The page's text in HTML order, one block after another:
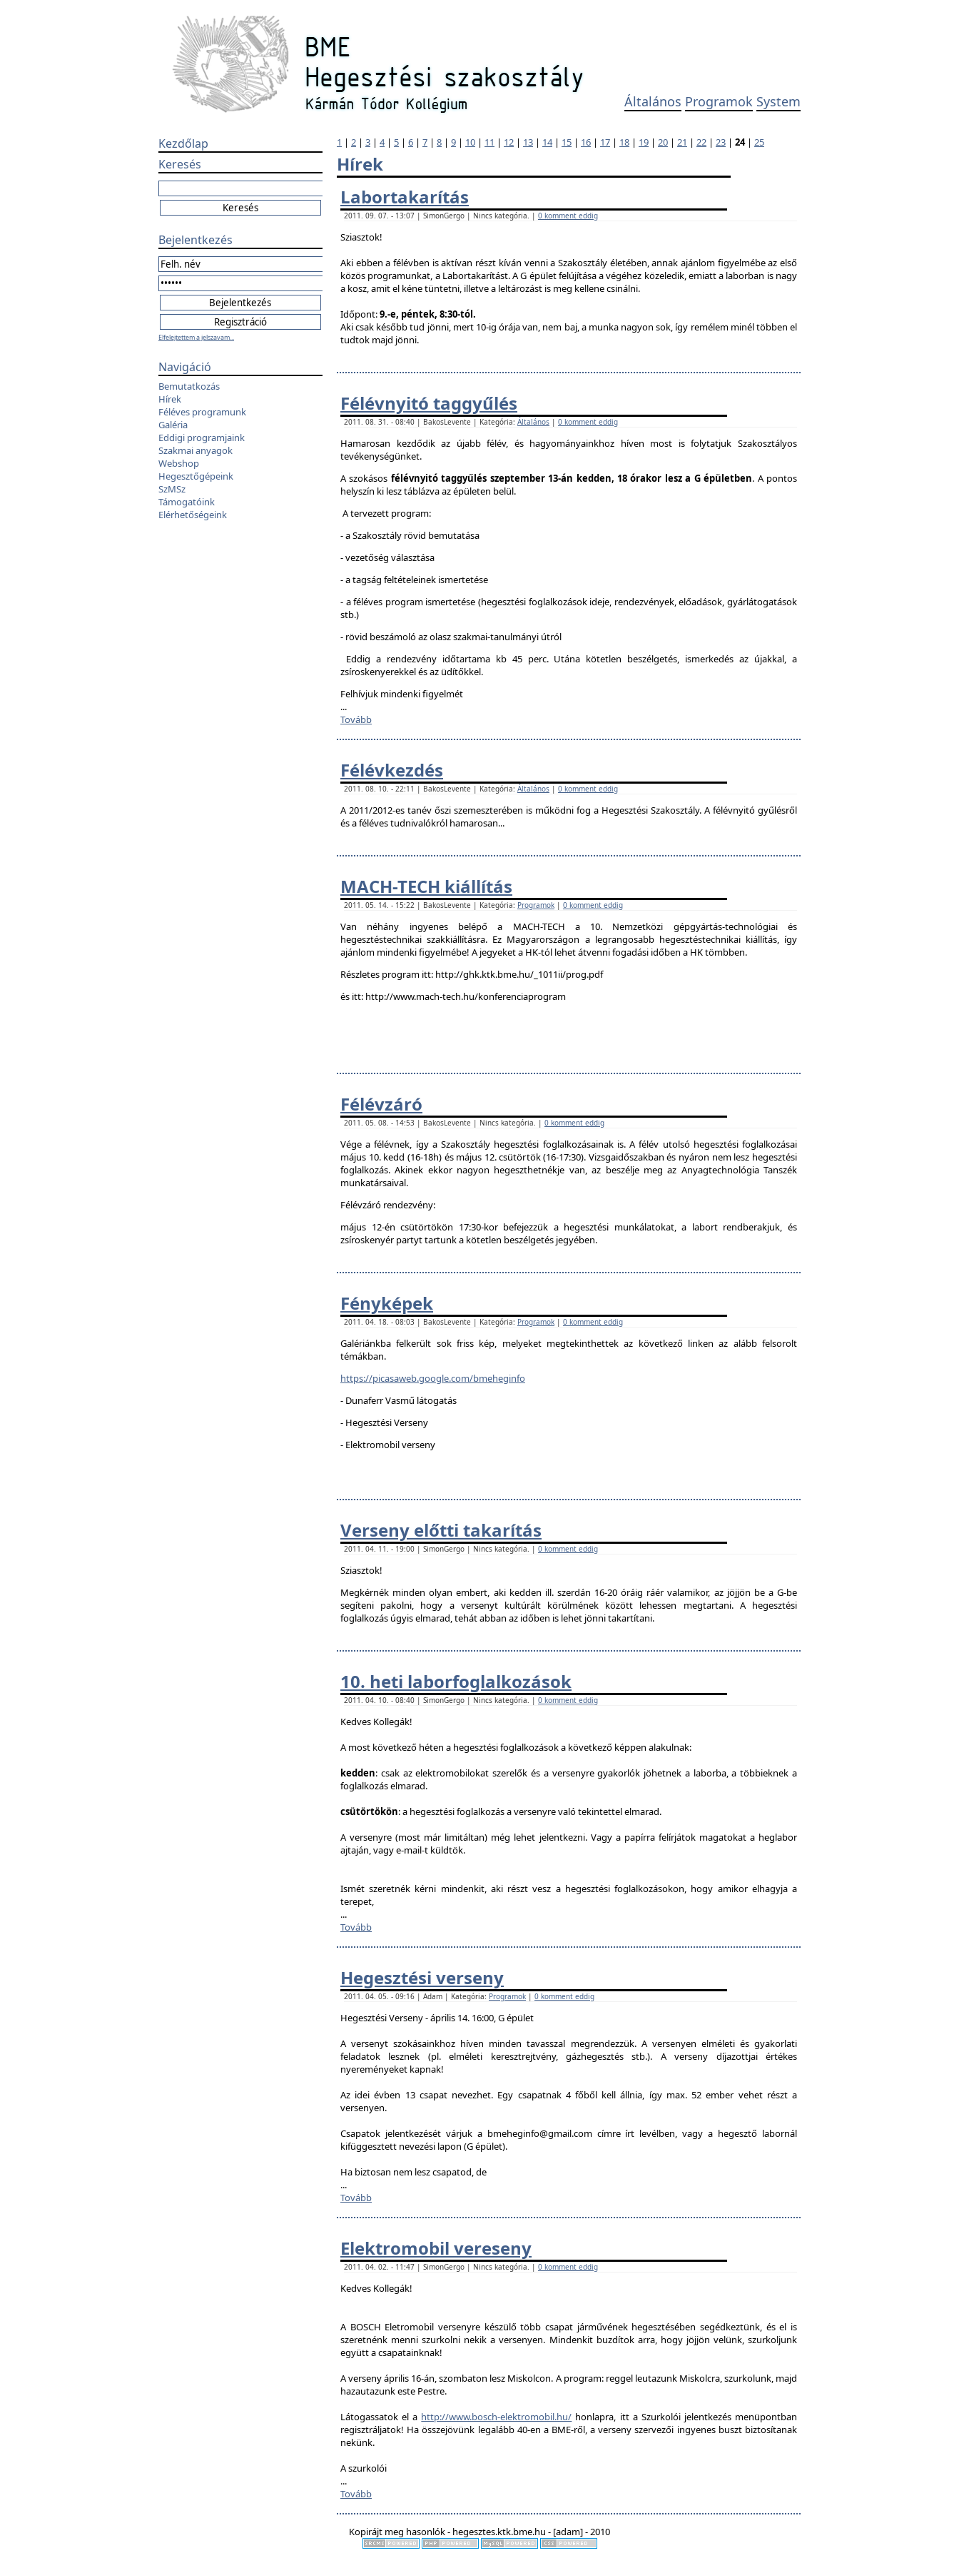
Általános Programok System
Kezdőlap
Keresés
Bejelentkezés
Elfelejtettem a jelszavam...
Navigáció
Bemutatkozás
Hírek
Féléves programunk
Galéria
Eddigi programjaink
Szakmai anyagok
Webshop
Hegesztőgépeink
SzMSz
Támogatóink
Elérhetőségeink
1 | 2 | 3 | 4| 5 | 6 | 7 | 8 | 9 | 10 | 11 | 12 | 13 | 14| 15 | 16 | 17 | 18 | 19 | 20 | 21 | 22 | 23 | 24| 25
Hírek
Labortakarítás
2011. 09. 07. - 13:07 | SimonGergo | Nincs kategória. | 0 komment eddig
Sziasztok!
Aki ebben a félévben is aktívan részt kíván venni a Szakosztály életében, annak ajánlom figyelmébe az első
közös programunkat, a Labortakarítást. A G épület felújítása a végéhez közeledik, emiatt a laborban is nagy
a kosz, amit el kéne tüntetni, illetve a leltározást is meg kellene csinálni.
Időpont:9.-e, péntek, 8:30-tól.
Aki csak később tud jönni, mert 10-ig órája van, nem baj, a munka nagyon sok, így remélem minél többen el
tudtok majd jönni.
Félévnyitó taggyűlés
2011. 08. 31. - 08:40 | BakosLevente | Kategória: Általános | 0 komment eddig
Hamarosan kezdődik az újabb félév, és hagyományainkhoz híven most is folytatjuk Szakosztályos
tevékenységünket.
A szokásos félévnyitó taggyűlés szeptember 13-án kedden, 18 órakor lesz a G épületben. A pontos
helyszín ki lesz táblázva az épületen belül.
A tervezett program:
- a Szakosztály rövid bemutatása
- vezetőség választása
- a tagság feltételeinek ismertetése
- a féléves program ismertetése (hegesztési foglalkozások ideje, rendezvények, előadások, gyárlátogatások
stb.)
- rövid beszámoló az olasz szakmai-tanulmányi útról
Eddig a rendezvény időtartama kb 45 perc. Utána kötetlen beszélgetés, ismerkedés az újakkal, a
zsíroskenyerekkel és az üdítőkkel.
Felhívjuk mindenki figyelmét
...
Tovább
Félévkezdés
2011. 08. 10. - 22:11 | BakosLevente | Kategória: Általános | 0 komment eddig
A 2011/2012-es tanév őszi szemeszterében is működni fog a Hegesztési Szakosztály. A félévnyitó gyűlésről
és a féléves tudnivalókról hamarosan...
MACH-TECH kiállítás
2011. 05. 14. - 15:22 | BakosLevente | Kategória: Programok | 0 komment eddig
Van néhány ingyenes belépő a MACH-TECH a 10. Nemzetközi gépgyártás-technológiai és
hegesztéstechnikai szakkiállításra. Ez Magyarországon a legrangosabb hegesztéstechnikai kiállítás, így
ajánlom mindenki figyelmébe! A jegyeket a HK-tól lehet átvenni fogadási időben a HK tömbben.
Részletes program itt: http://ghk.ktk.bme.hu/_1011ii/prog.pdf
és itt: http://www.mach-tech.hu/konferenciaprogram
Félévzáró
2011. 05. 08. - 14:53 | BakosLevente | Nincs kategória. | 0 komment eddig
Vége a félévnek, így a Szakosztály hegesztési foglalkozásainak is. A félév utolsó hegesztési foglalkozásai
május 10. kedd (16-18h) és május 12. csütörtök (16-17:30). Vizsgaidőszakban és nyáron nem lesz hegesztési
foglalkozás. Akinek ekkor nagyon hegeszthetnékje van, az beszélje meg az Anyagtechnológia Tanszék
munkatársaival.
Félévzáró rendezvény:
május 12-én csütörtökön 17:30-kor befejezzük a hegesztési munkálatokat, a labort rendberakjuk, és
zsíroskenyér partyt tartunk a kötetlen beszélgetés jegyében.
Fényképek
2011. 04. 18. - 08:03 | BakosLevente | Kategória: Programok | 0 komment eddig
Galériánkba felkerült sok friss kép, melyeket megtekinthettek az következő linken az alább felsorolt
témákban.
https://picasaweb.google.com/bmeheginfo
- Dunaferr Vasmű látogatás
- Hegesztési Verseny
- Elektromobil verseny
Verseny előtti takarítás
2011. 04. 11. - 19:00 | SimonGergo | Nincs kategória. | 0 komment eddig
Sziasztok!
Megkérnék minden olyan embert, aki kedden ill. szerdán 16-20 óráig ráér valamikor, az jöjjön be a G-be
segíteni pakolni, hogy a versenyt kultúrált körülmének között lehessen megtartani. A hegesztési
foglalkozás úgyis elmarad, tehát abban az időben is lehet jönni takartítani.
10. heti laborfoglalkozások
2011. 04. 10. - 08:40 | SimonGergo | Nincs kategória. | 0 komment eddig
Kedves Kollegák!
A most következő héten a hegesztési foglalkozások a következő képpen alakulnak:
kedden: csak az elektromobilokat szerelők és a versenyre gyakorlók jöhetnek a laborba, a többieknek a
foglalkozás elmarad.
csütörtökön: a hegesztési foglalkozás a versenyre való tekintettel elmarad.
A versenyre (most már limitáltan) még lehet jelentkezni. Vagy a papírra felírjátok magatokat a heglabor
ajtaján, vagy e-mail-t küldtök.
Ismét szeretnék kérni mindenkit, aki részt vesz a hegesztési foglalkozásokon, hogy amikor elhagyja a
terepet,
...
Tovább
Hegesztési verseny
2011. 04. 05. - 09:16 | Adam | Kategória: Programok | 0 komment eddig
Hegesztési Verseny - április 14. 16:00, G épület
A versenyt szokásainkhoz híven minden tavasszal megrendezzük. A versenyen elméleti és gyakorlati
feladatok lesznek (pl. elméleti keresztrejtvény, gázhegesztés stb.). A verseny díjazottjai értékes
nyereményeket kapnak!
Az idei évben 13 csapat nevezhet. Egy csapatnak 4 főből kell állnia, így max. 52 ember vehet részt a
versenyen.
Csapatok jelentkezését várjuk a bmeheginfo@gmail.com címre írt levélben, vagy a hegesztő labornál
kifüggesztett nevezési lapon (G épület).
Ha biztosan nem lesz csapatod, de
...
Tovább
Elektromobil vereseny
2011. 04. 02. - 11:47 | SimonGergo | Nincs kategória. | 0 komment eddig
Kedves Kollegák!
A BOSCH Eletromobil versenyre készülő több csapat járművének hegesztésében segédkeztünk, és el is
szeretnénk menni szurkolni nekik a versenyen. Mindenkit buzdítok arra, hogy jöjjön velünk, szurkoljunk
együtt a csapatainknak!
A verseny április 16-án, szombaton lesz Miskolcon. A program: reggel leutazunk Miskolcra, szurkolunk, majd
hazautazunk este Pestre.
Látogassatok el a http://www.bosch-elektromobil.hu/ honlapra, itt a Szurkolói jelentkezés menüpontban
regisztráljatok! Ha összejövünk legalább 40-en a BME-ről, a verseny szervezői ingyenes buszt biztosítanak
nekünk.
A szurkolói
...
Tovább
Kopirájt meg hasonlók - hegesztes.ktk.bme.hu - [adam] - 2010